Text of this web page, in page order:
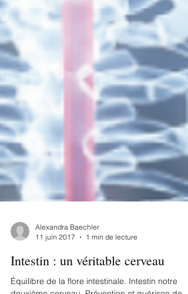
11 juin 2017
1 min de lecture
Intestin : un véritable cerveau